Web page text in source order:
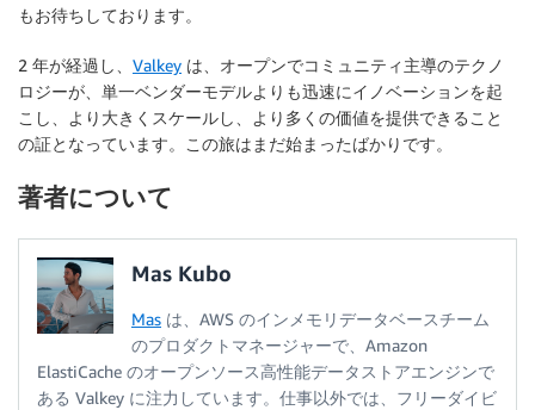
もお待ちしております。
2 年が経過し、 Valkey は、オープンでコミュニティ主導のテクノ
ロジーが、単一ベンダーモデルよりも迅速にイノベーションを起
こし、より大きくスケールし、より多くの価値を提供できること
の証となっています。この旅はまだ始まったばかりです。
著者について
Mas Kubo
Mas は、AWS のインメモリデータベースチーム
のプロダクトマネージャーで、Amazon
ElastiCache のオープンソース高性能データストアエンジンで
ある Valkey に注力しています。仕事以外では、フリーダイビ